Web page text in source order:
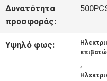
ΕΙΔΉΣΕΙΣ
ΠΕΡΙΠΤΏΣΕΙΣ
Δυνατότητα
προσφοράς:
Υψηλό φως:
,